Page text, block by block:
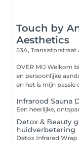
Touch by
Aesthetics
53A, Transistorstraat
OVER MIJ Welkom bij Touch by Angels jouw plek van rust, luxe
en persoonlijke aandacht in Almere.
en het is mijn passie
Infrarood Sauna
Detox & Beauty
huidverbetering